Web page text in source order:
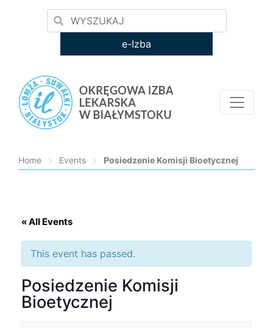
e-Izba
Home > Events > Posiedzenie Komisji Bioetycznej
« All Events
This event has passed.
Posiedzenie Komisji
Bioetycznej